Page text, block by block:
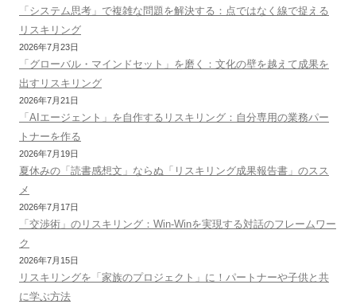
「システム思考」で複雑な問題を解決する：点ではなく線で捉える
リスキリング
2026年7月23日
「グローバル・マインドセット」を磨く：文化の壁を越えて成果を
出すリスキリング
2026年7月21日
「AIエージェント」を自作するリスキリング：自分専用の業務パー
トナーを作る
2026年7月19日
夏休みの「読書感想文」ならぬ「リスキリング成果報告書」のスス
メ
2026年7月17日
「交渉術」のリスキリング：Win-Winを実現する対話のフレームワー
ク
2026年7月15日
リスキリングを「家族のプロジェクト」に！パートナーや子供と共
に学ぶ方法